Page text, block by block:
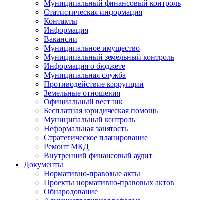
Муниципальный финансовый контроль
Статистическая информация
Контакты
Информация
Вакансии
Муниципальное имущество
Муниципальный земельный контроль
Информация о бюджете
Муниципальная служба
Противодействие коррупции
Земельные отношения
Официальный вестник
Бесплатная юридическая помощь
Муниципальный контроль
Неформальная занятость
Стратегическое планирование
Ремонт МКД
Внутренний финансовый аудит
Документы
Нормативно-правовые акты
Проекты нормативно-правовых актов
Обнародование